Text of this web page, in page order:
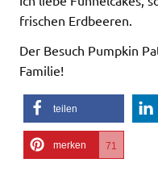
frischen Erdbeeren.
Der Besuch Pumpkin
Familie!
teilen
merken 71